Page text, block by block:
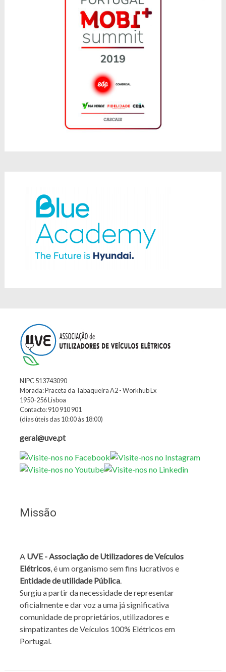
NIPC 513743090
Morada: Praceta da Tabaqueira A2 - Workhub Lx
1950-256 Lisboa
Contacto: 910 910 901
(dias úteis das 10:00 às 18:00)
geral@uve.pt
Missão
A UVE - Associação de Utilizadores de Veículos
Elétricos, é um organismo sem fins lucrativos e
Entidade de utilidade Pública.
Surgiu a partir da necessidade de representar
oficialmente e dar voz a uma já significativa
comunidade de proprietários, utilizadores e
simpatizantes de Veículos 100% Elétricos em
Portugal.